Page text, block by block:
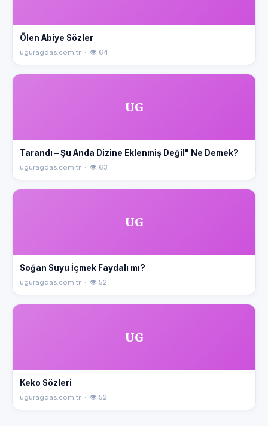
Ölen Abiye Sözler
uguragdas.com.tr · 👁 64
UG
Tarandı – Şu Anda Dizine Eklenmiş Değil" Ne Demek?
uguragdas.com.tr · 👁 63
UG
Soğan Suyu İçmek Faydalı mı?
uguragdas.com.tr · 👁 52
UG
Keko Sözleri
uguragdas.com.tr · 👁 52